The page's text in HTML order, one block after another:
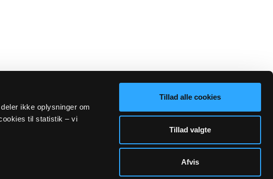
ikke oplysninger om
til statistik – vi
Tillad alle cookies
Tillad valgte
Afvis